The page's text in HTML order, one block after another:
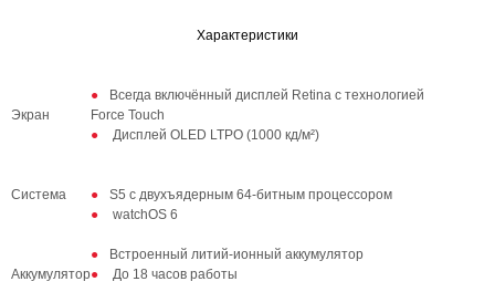
Характеристики
Экран
Всегда включённый дисплей Retina с технологией
Force Touch
Дисплей OLED LTPO (1000 кд/м²)
Система
S5 с двухъядерным 64‑битным процессором
watchOS 6
Аккумулятор
Встроенный литий‑ионный аккумулятор
До 18 часов работы